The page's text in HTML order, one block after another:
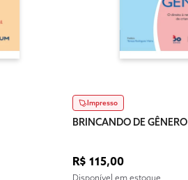
Impresso
BRINCANDO DE GÊNERO
R$ 115,00
Disponível em estoque